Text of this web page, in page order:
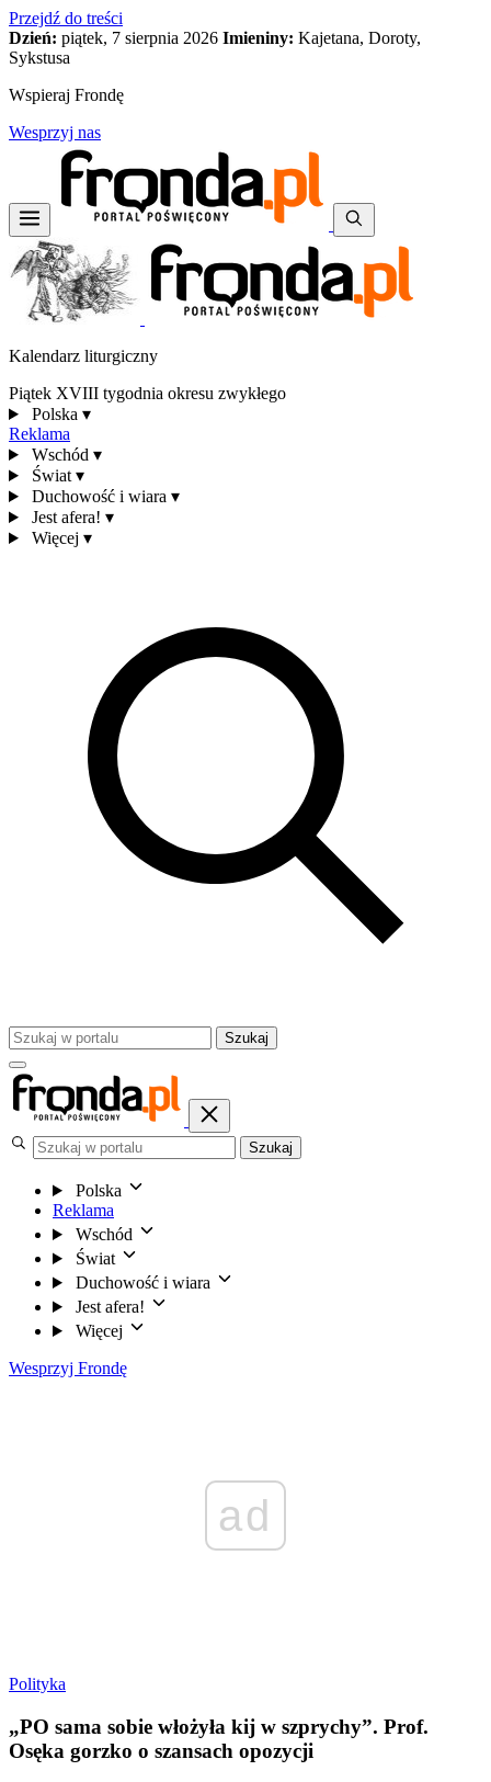
Przejdź do treści
Dzień: piątek, 7 sierpnia 2026 Imieniny: Kajetana, Doroty,
Sykstusa
Wspieraj Frondę
Wesprzyj nas
Kalendarz liturgiczny
Piątek XVIII tygodnia okresu zwykłego
Polska ▾
Reklama
Wschód ▾
Świat ▾
Duchowość i wiara ▾
Jest afera! ▾
Więcej ▾
Szukaj
Szukaj
Polska
Reklama
Wschód
Świat
Duchowość i wiara
Jest afera!
Więcej
Wesprzyj Frondę
ad
Polityka
„PO sama sobie włożyła kij w szprychy”. Prof.
Osęka gorzko o szansach opozycji